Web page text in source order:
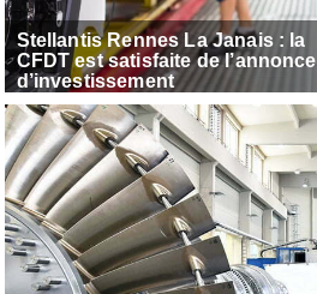
Stellantis Rennes La Janais : la
CFDT est satisfaite de l’annonce
d’investissement